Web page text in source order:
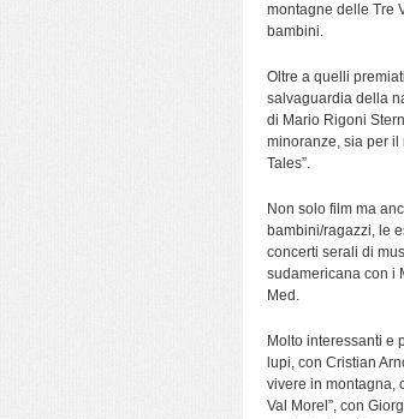
montagne delle Tre
bambini.
Oltre a quelli
salvaguardia della
di Mario Rigoni
minoranze, sia per il
Tales”.
Non solo film ma
bambini/ragazzi, le
concerti serali di
sudamericana con i
Med.
Molto interessanti e
lupi, con Cristian
vivere in montagna,
Val Morel”, con